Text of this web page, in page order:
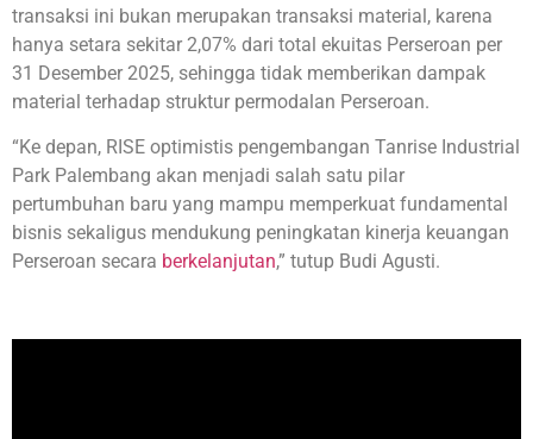
transaksi ini bukan merupakan transaksi material, karena
hanya setara sekitar 2,07% dari total ekuitas Perseroan per
31 Desember 2025, sehingga tidak memberikan dampak
material terhadap struktur permodalan Perseroan.
“Ke depan, RISE optimistis pengembangan Tanrise Industrial
Park Palembang akan menjadi salah satu pilar
pertumbuhan baru yang mampu memperkuat fundamental
bisnis sekaligus mendukung peningkatan kinerja keuangan
Perseroan secara berkelanjutan,” tutup Budi Agusti.